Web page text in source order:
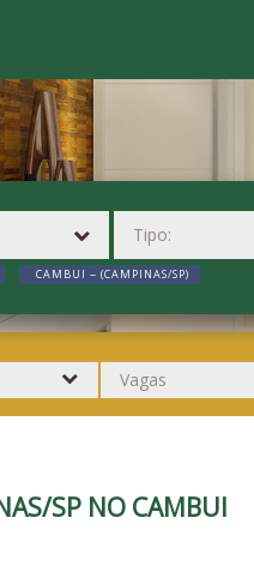
CAMBUI ~ (CAMPINAS/SP)
SP NO CAMBUI